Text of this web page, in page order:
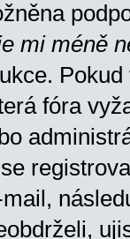
mi méně
fóra